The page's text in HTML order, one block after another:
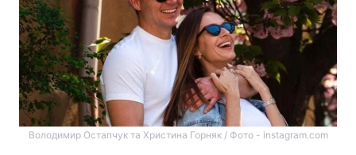
Володимир Остапчук та Христина Горняк / Фото - instagram.com